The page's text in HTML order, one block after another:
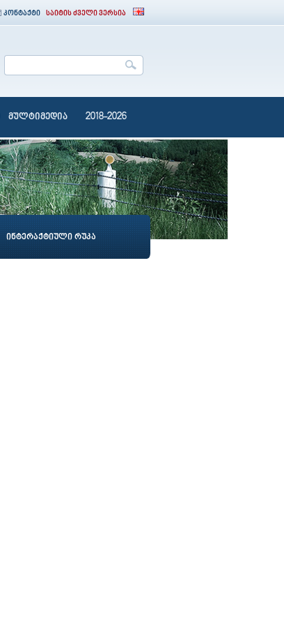
კონტაქტი საიტის ძველი ვერსია
მულტიმედია 2018-2026
ინტერაქტიული რუკა